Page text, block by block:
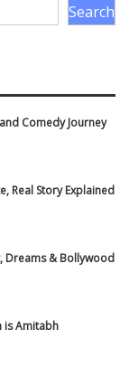
Search
Comedy Journey
Real Story Explained
Dreams & Bollywood
is Amitabh